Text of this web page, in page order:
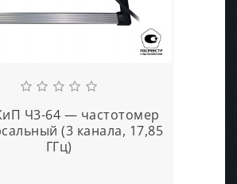
Ч3-64 — частотомер
(3 канала, 17,85
ГГц)